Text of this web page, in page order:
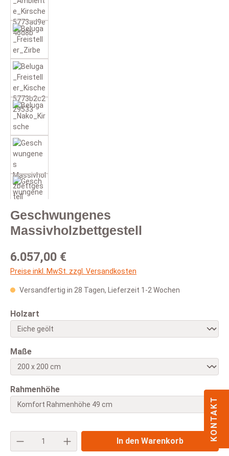
Geschwungenes
Massivholzbettgestell
Regulärer Preis:
6.057,00 €
Preise inkl. MwSt. zzgl. Versandkosten
Versandfertig in 28 Tagen, Lieferzeit 1-2 Wochen
Holzart
Maßeauswählen
Rahmenhöheauswählen
Produkt Anzahl: Gib den gewünschten
In den Warenkorb KONTAKT